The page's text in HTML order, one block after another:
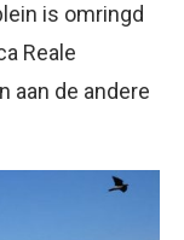
is omringd
Reale
aan de andere